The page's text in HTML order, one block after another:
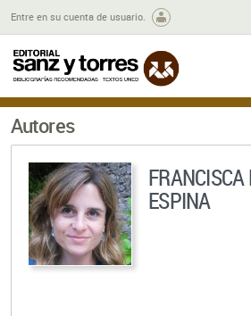
Entre en su cuenta de usuario.
Autores
FRANCISCA
ESPINA